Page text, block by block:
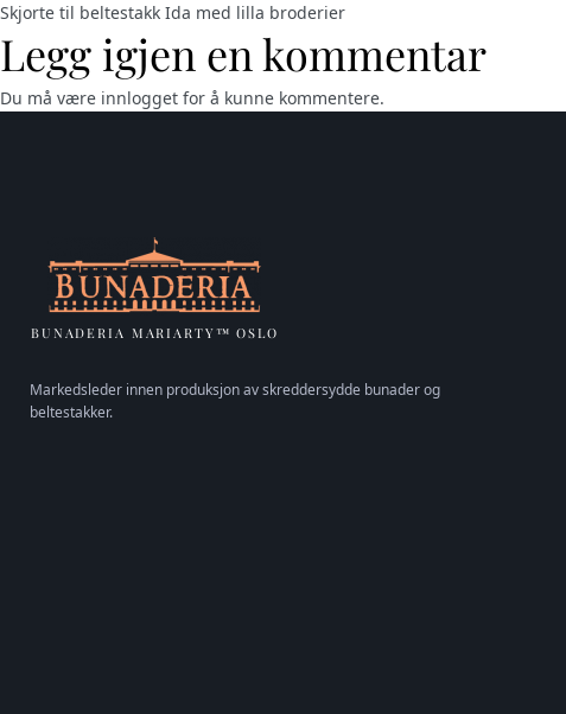
Skjorte til beltestakk Ida med lilla broderier
Legg igjen en kommentar
Du må være innlogget for å kunne kommentere.
BUNADERIA MARIARTY™ OSLO
Markedsleder innen produksjon av skreddersydde bunader og
beltestakker.